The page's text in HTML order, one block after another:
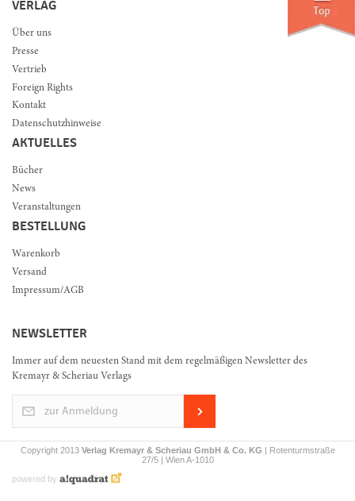
VERLAG
Über uns
Presse
Vertrieb
Foreign Rights
Kontakt
Datenschutzhinweise
AKTUELLES
Bücher
News
Veranstaltungen
BESTELLUNG
Warenkorb
Versand
Impressum/AGB
NEWSLETTER
Immer auf dem neuesten Stand mit dem regelmäßigen Newsletter des
Kremayr & Scheriau Verlags
zur Anmeldung
Copyright 2013 Verlag Kremayr & Scheriau GmbH & Co. KG | Rotenturmstraße
27/5 | Wien A-1010
powered by